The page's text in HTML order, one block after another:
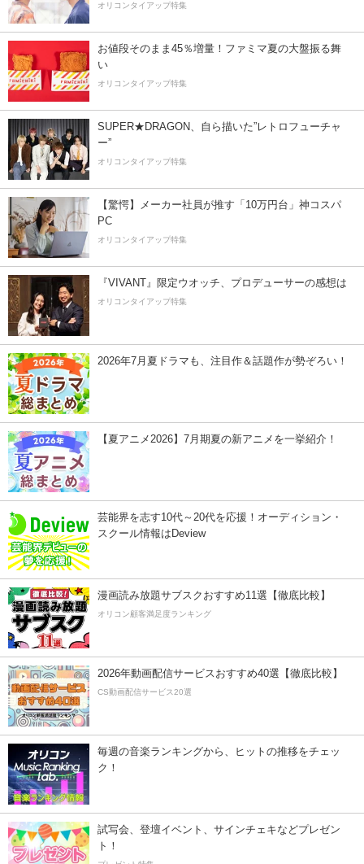
オリコンタイアップ特集
お値段そのまま45％増量！ファミマ夏の大盤振る舞
い
オリコンタイアップ特集
SUPER★DRAGON、自ら描いた”レトロフューチャ
ー”
オリコンタイアップ特集
【驚愕】メーカー社員が推す「10万円台」神コスパ
PC
オリコンタイアップ特集
『VIVANT』限定ウオッチ、プロデューサーの感想は
オリコンタイアップ特集
2026年7月夏ドラマも、注目作＆話題作が勢ぞろい！
【夏アニメ2026】7月期夏の新アニメを一挙紹介！
芸能界を志す10代～20代を応援！オーディション・
スクール情報はDeview
漫画読み放題サブスクおすすめ11選【徹底比較】
オリコン顧客満足度ランキング
2026年動画配信サービスおすすめ40選【徹底比較】
CS動画配信サービス20選
毎週の音楽ランキングから、ヒットの推移をチェッ
ク！
試写会、登壇イベント、サインチェキなどプレゼン
ト！